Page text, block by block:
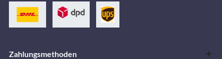
Zahlungsmethoden